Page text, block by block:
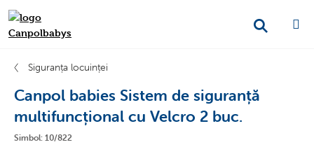
Siguranța locuinței
Canpol babies Sistem de siguranță
multifuncțional cu Velcro 2 buc.
Simbol: 10/822